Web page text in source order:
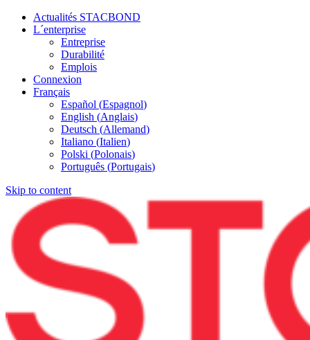
Actualités STACBOND
L´enterprise
Entreprise
Durabilité
Emplois
Connexion
Français
Español (Espagnol)
English (Anglais)
Deutsch (Allemand)
Italiano (Italien)
Polski (Polonais)
Português (Portugais)
Skip to content